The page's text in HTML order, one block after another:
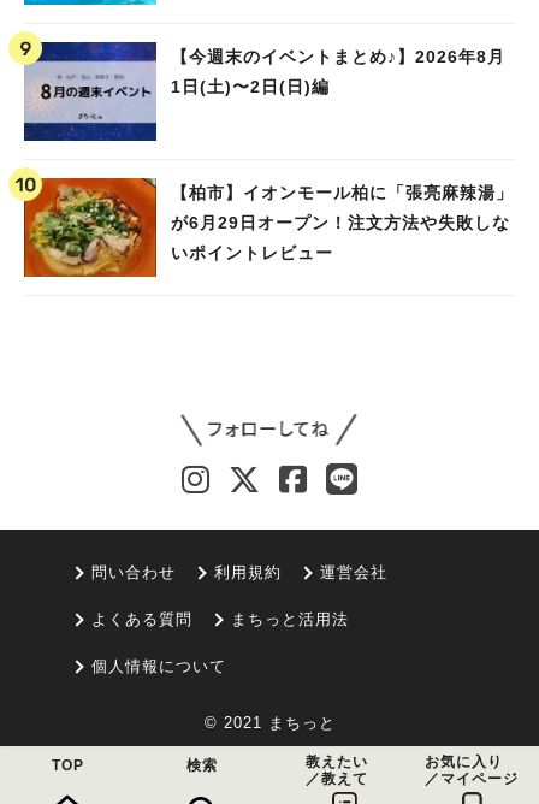
【今週末のイベントまとめ♪】2026年8月
1日(土)〜2日(日)編
【柏市】イオンモール柏に「張亮麻辣湯」
が6月29日オープン！注文方法や失敗しな
いポイントレビュー
問い合わせ 利用規約 運営会社
よくある質問 まちっと活用法
個人情報について
© 2021 まちっと
TOP 検索
教えたい
／教えて
お気に入り
／マイページ